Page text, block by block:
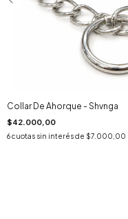
Collar De Ahorque - Shvnga
$42.000,00
6cuotas sin interés de $7.000,00